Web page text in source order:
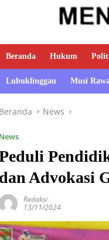
Beranda Hukum
Lubuklinggau Musi
Beranda News
News
dan Advokasi
Redaksi
13/11/2024